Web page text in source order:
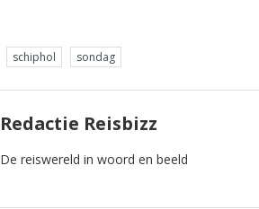
schiphol sondag
Redactie Reisbizz
De reiswereld in woord en beeld